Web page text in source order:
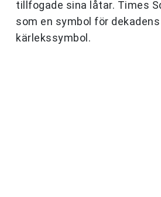
tillfogade sina låtar. Times
som en symbol för
kärlekssymbol.